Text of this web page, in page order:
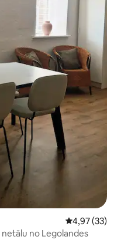
Vidējais
4,97 (33)
no Legolandes